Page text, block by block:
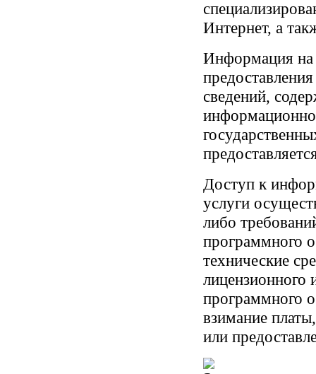
Интернет, а
Информация на
сведений,
Доступ к
услуги
либо
программного
технические
лицензионного
программного
взимание
или